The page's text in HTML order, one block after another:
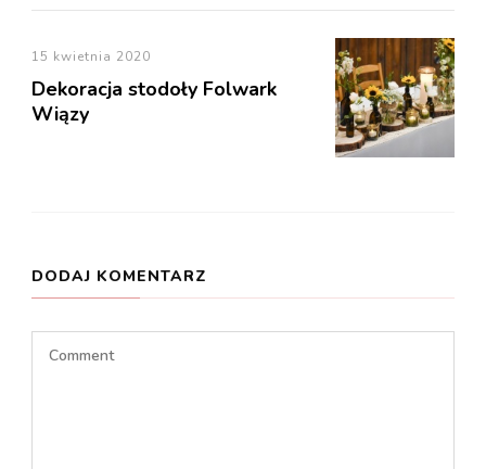
15 kwietnia 2020
Dekoracja stodoły Folwark
Wiązy
DODAJ KOMENTARZ